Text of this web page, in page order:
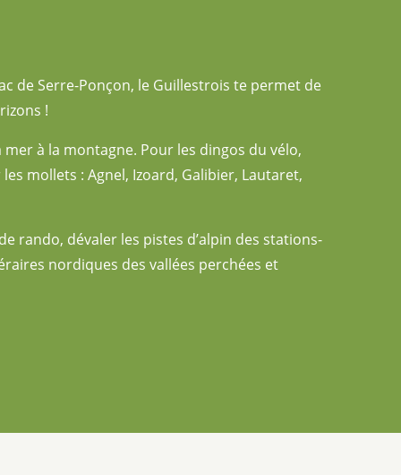
de Serre-Ponçon, le Guillestrois te permet de
!
à la montagne. Pour les dingos du vélo,
mollets : Agnel, Izoard, Galibier, Lautaret,
rando, dévaler les pistes d’alpin des stations-
nordiques des vallées perchées et